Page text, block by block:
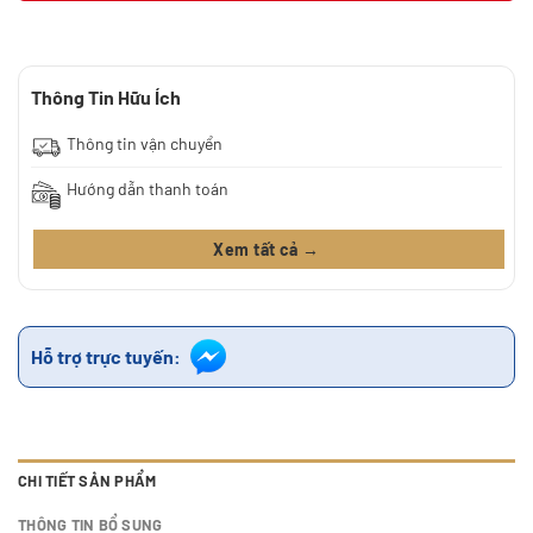
Thông Tin Hữu Ích
Thông tin vận chuyển
Hướng dẫn thanh toán
Xem tất cả →
Hỗ trợ trực tuyến:
CHI TIẾT SẢN PHẨM
THÔNG TIN BỔ SUNG